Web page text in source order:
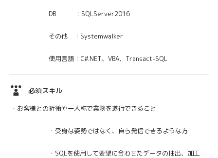
DB ：SQLServer2016
その他 ：Systemwalker
使用言語：C#.NET、VBA、Transact-SQL
必須スキル
・お客様との折衝や一人称で業務を遂行できること
・受身な姿勢ではなく、自ら発信できるような方
・SQLを使用して要望に合わせたデータの抽出、加工